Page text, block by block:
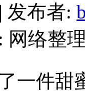
| 发布者:
网络整
一件甜